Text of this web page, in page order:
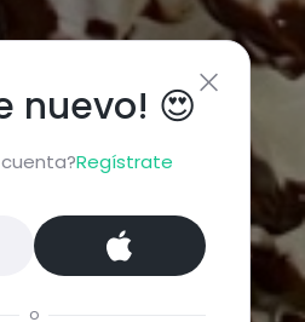
nuevo! 😍
Regístrate
o